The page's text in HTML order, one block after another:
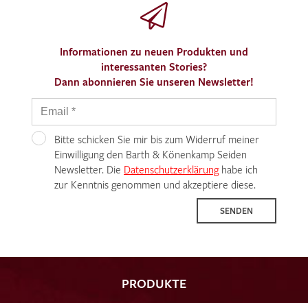
Informationen zu neuen Produkten und
interessanten Stories?
Dann abonnieren Sie unseren Newsletter!
Bitte schicken Sie mir bis zum Widerruf meiner
Einwilligung den Barth & Könenkamp Seiden
Newsletter. Die Datenschutzerklärunghabe ich
zur Kenntnis genommen und akzeptiere diese.
SENDEN
PRODUKTE